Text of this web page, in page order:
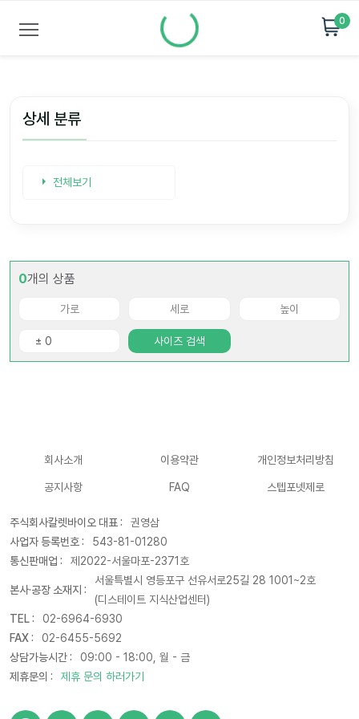
0
상세 분류
전체보기
0개의 상품
사이즈 검색
회사소개 이용약관 개인정보처리방침
공지사항 FAQ 스텝포넷제로
주식회사칼렛바이오 대표 :
권영삼
사업자 등록번호 :
543-81-01280
통신판매업 :
제2022-서울마포-2371호
본사·공장 소재지 :
서울특별시 영등포구 선유서로25길 28 1001~2호
(디스테이트 지식산업센터)
TEL :
02-6964-6930
FAX :
02-6455-5692
상담가능시간 :
09:00 - 18:00, 월 - 금
제휴문의 :
제휴 문의 하러가기